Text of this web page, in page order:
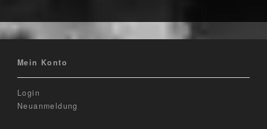
Mein Konto
Login
Neuanmeldung